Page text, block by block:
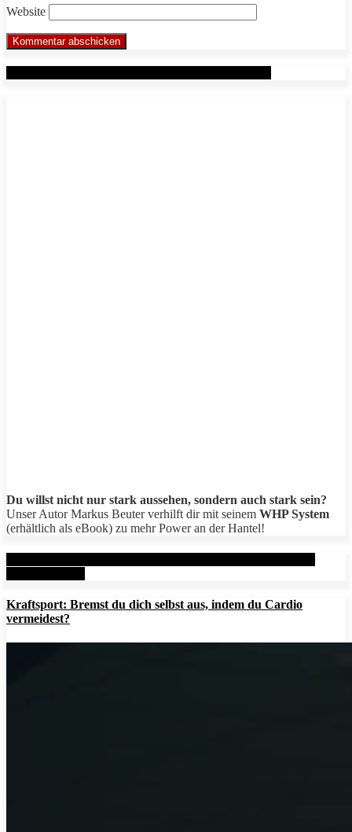
Website
Du willst nicht nur stark aussehen, sondern auch stark sein?
Unser Autor Markus Beuter verhilft dir mit seinem WHP System
(erhältlich als eBook) zu mehr Power an der Hantel!
Kraftsport: Bremst du dich selbst aus, indem du Cardio
vermeidest?